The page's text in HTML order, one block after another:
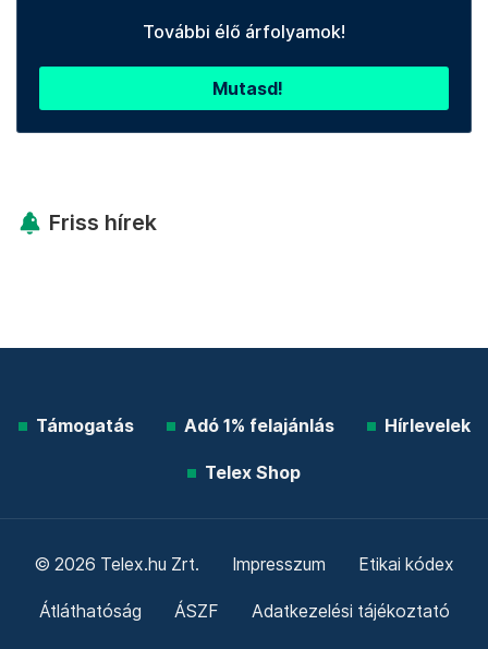
További élő árfolyamok!
Mutasd!
Friss hírek
Támogatás Adó 1% felajánlás Hírlevelek
Telex Shop
© 2026 Telex.hu Zrt. Impresszum Etikai kódex
Átláthatóság ÁSZF Adatkezelési tájékoztató